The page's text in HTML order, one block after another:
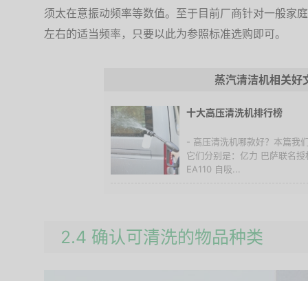
须太在意振动频率等数值。至于目前厂商针对一般家
左右的适当频率，只要以此为参照标准选购即可。
蒸汽清洁机相关好
十大高压清洗机排行榜
- 高压清洗机哪款好？本篇我
它们分别是：亿力 巴萨联名
EA110 自吸...
2.4 确认可清洗的物品种类